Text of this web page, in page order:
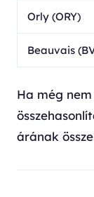
Orly (ORY)
Beauvais
Ha még
árának